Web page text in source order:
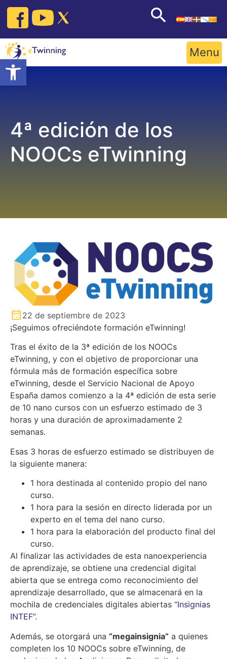
Open toolbar
Skip
content
Menu
4ª edición de los
NOOCs eTwinning
22 de septiembre de 2023
¡Seguimos ofreciéndote formación eTwinning!
Tras el éxito de la 3ª edición de los NOOCs
eTwinning, y con el objetivo de proporcionar una
fórmula más de formación específica sobre
eTwinning, desde el Servicio Nacional de Apoyo
España damos comienzo a la 4ª edición de esta serie
de 10 nano cursos con un esfuerzo estimado de 3
horas y una duración de aproximadamente 2
semanas.
Esas 3 horas de esfuerzo estimado se distribuyen de
la siguiente manera:
1 hora destinada al contenido propio del nano
curso.
1 hora para la sesión en directo liderada por un
experto en el tema del nano curso.
1 hora para la elaboración del producto final del
curso.
Al finalizar las actividades de esta nanoexperiencia
de aprendizaje, se obtiene una credencial digital
abierta que se entrega como reconocimiento del
aprendizaje desarrollado, que se almacenará en la
mochila de credenciales digitales abiertas “Insignias
INTEF”.
Además, se otorgará una “megainsignia” a quienes
completen los 10 NOOCs sobre eTwinning, de